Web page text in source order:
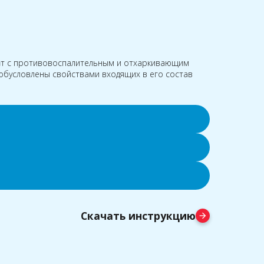
с противовоспалительным и отхаркивающим
свойствами входящих в его состав
Скачать инструкцию arrow_forward